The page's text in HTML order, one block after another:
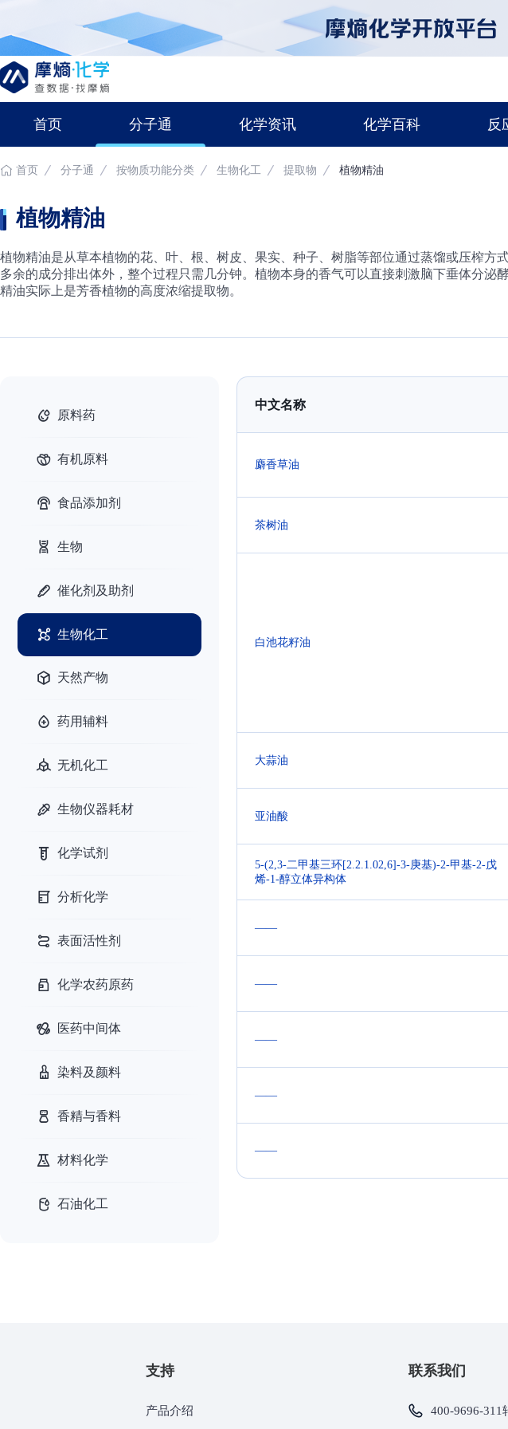
首页 分子通 化学资讯 化学百科 反
首页 分子通 按物质功能分类 生物化工 提取物 植物精油
植物精油
植物精油是从草本植物的花、叶、根、树皮、果实、种子、树脂等部位通过蒸馏或压榨
多余的成分排出体外，整个过程只需几分钟。植物本身的香气可以直接刺激脑下垂体分
精油实际上是芳香植物的高度浓缩提取物。
原料药
有机原料
食品添加剂
生物
催化剂及助剂
生物化工
天然产物
药用辅料
无机化工
生物仪器耗材
化学试剂
分析化学
表面活性剂
化学农药原药
医药中间体
染料及颜料
香精与香料
材料化学
石油化工
中文名称
麝香草油
茶树油
白池花籽油
大蒜油
亚油酸
5-(2,3-二甲基三环[2.2.1.02,6]-3-庚基)-2-甲基-2-戊
烯-1-醇立体异构体
——
——
——
——
——
支持
产品介绍
联系我们
400-9696-311